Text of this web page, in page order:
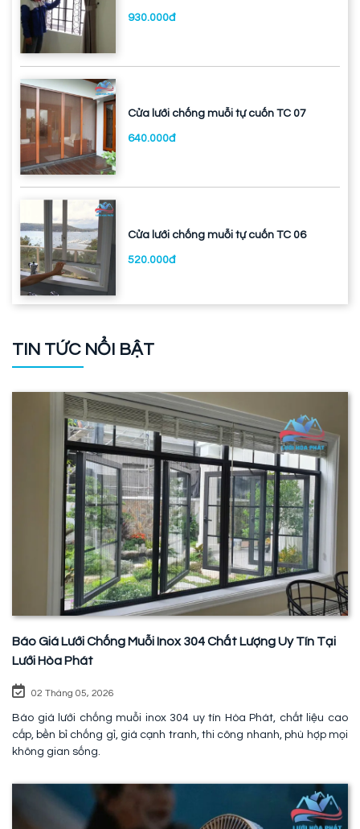
930.000đ
Cửa lưới chống muỗi tự cuốn TC 07
640.000đ
Cửa lưới chống muỗi tự cuốn TC 06
520.000đ
TIN TỨC NỔI BẬT
Báo Giá Lưới Chống Muỗi Inox 304 Chất Lượng Uy Tín Tại
Lưới Hòa Phát
02 Tháng 05, 2026
Báo giá lưới chống muỗi inox 304 uy tín Hòa Phát, chất liệu cao
cấp, bền bỉ chống gỉ, giá cạnh tranh, thi công nhanh, phù hợp mọi
không gian sống.